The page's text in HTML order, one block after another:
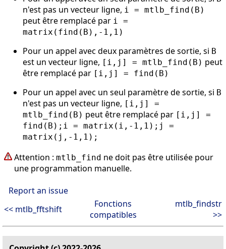
n'est pas un vecteur ligne, i = mtlb_find(B)
peut être remplacé par i =
matrix(find(B),-1,1)
Pour un appel avec deux paramètres de sortie, si B
est un vecteur ligne, [i,j] = mtlb_find(B) peut
être remplacé par [i,j] = find(B)
Pour un appel avec un seul paramètre de sortie, si B
n'est pas un vecteur ligne, [i,j] =
mtlb_find(B) peut être remplacé par [i,j] =
find(B);i = matrix(i,-1,1);j =
matrix(j,-1,1);
Attention : mtlb_find ne doit pas être utilisée pour
une programmation manuelle.
Report an issue
<< mtlb_fftshift
Fonctions
compatibles
mtlb_findstr
>>